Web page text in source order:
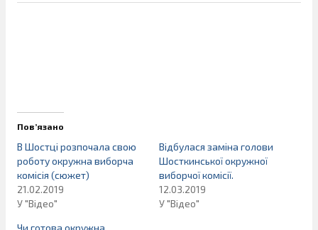
Пов’язано
В Шостці розпочала свою
роботу окружна виборча
комісія (сюжет)
21.02.2019
У "Відео"
Відбулася заміна голови
Шосткинської окружної
виборчої комісії.
12.03.2019
У "Відео"